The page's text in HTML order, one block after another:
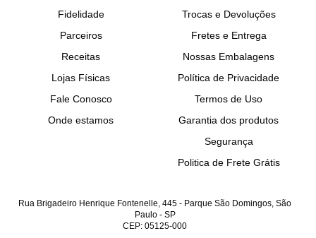
Fidelidade
Parceiros
Receitas
Lojas Físicas
Fale Conosco
Onde estamos
Trocas e Devoluções
Fretes e Entrega
Nossas Embalagens
Política de Privacidade
Termos de Uso
Garantia dos produtos
Segurança
Politica de Frete Grátis
Rua Brigadeiro Henrique Fontenelle, 445 - Parque São Domingos, São
Paulo- SP
CEP: 05125-000